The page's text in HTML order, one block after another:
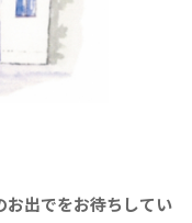
お出でをお待ちしてい